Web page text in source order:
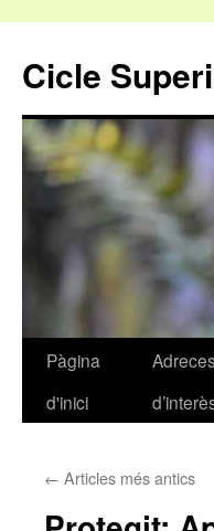
Cicle
Vés
Pàgina
d'inici
Adreces
← Articles més antics